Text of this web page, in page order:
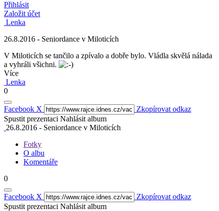
Přihlásit
Založit účet
Lenka
26.8.2016 - Seniordance v Miloticích
V Miloticích se tančilo a zpívalo a dobře bylo. Vládla skvělá nálada
a vyhráli všichni.
Více
Lenka
0
Facebook X
Zkopírovat odkaz
Spustit prezentaci Nahlásit album
26.8.2016 - Seniordance v Miloticích
Fotky
O albu
Komentáře
0
Facebook X
Zkopírovat odkaz
Spustit prezentaci Nahlásit album